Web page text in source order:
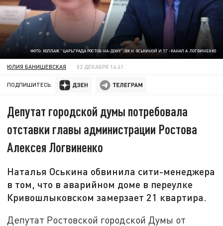
ФОТО: КОЛЛАЖ "ЦАРЬГРАДА РОСТОВ-НА-ДОНУ"/ВК Н. ОСЬКИНОЙ И ТГ -КАНАЛ А. ЛОГВИНЕНКО
ЮЛИЯ БАНИШЕВСКАЯ 02 ДЕКАБРЯ 14:41
ПОДПИШИТЕСЬ:
Депутат городской думы потребовала
отставки главы администрации Ростова
Алексея Логвиненко
Наталья Оськина обвинила сити-менеджера
в том, что в аварийном доме в переулке
Кривошлыковском замерзает 21 квартира.
Депутат Ростовской городской Думы от